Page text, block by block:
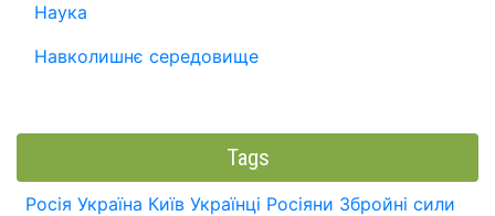
Наука
Навколишнє середовище
Tags
Росія Україна Київ Українці Росіяни Збройні сили